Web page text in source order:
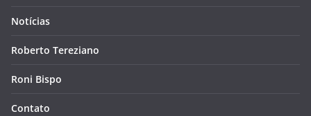
Notícias
Roberto Tereziano
Roni Bispo
Contato